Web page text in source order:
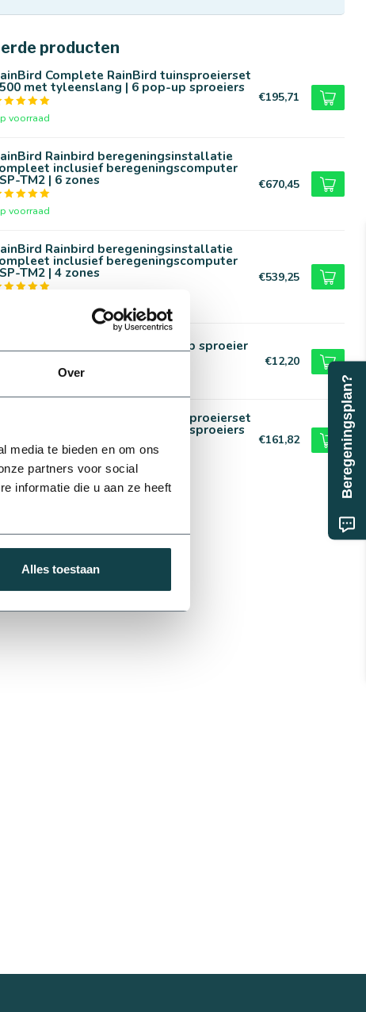
Over
media te bieden en om ons
partners voor social
informatie die u aan ze heeft
Alles toestaan
producten
Complete RainBird tuinsproeierset
met tyleenslang | 6 pop-up sproeiers
voorraad
€195,71
Rainbird beregeningsinstallatie
inclusief beregeningscomputer
TM2 | 6 zones
voorraad
€670,45
Rainbird beregeningsinstallatie
inclusief beregeningscomputer
TM2 | 4 zones €539,25
RainBird RainBird 5004-PC pop-up sproeier
€12,20
RainBird Complete RainBird tuinsproeierset
3500 met tyleenslang | 4 pop-up sproeiers
€161,82 Beregeningsplan?